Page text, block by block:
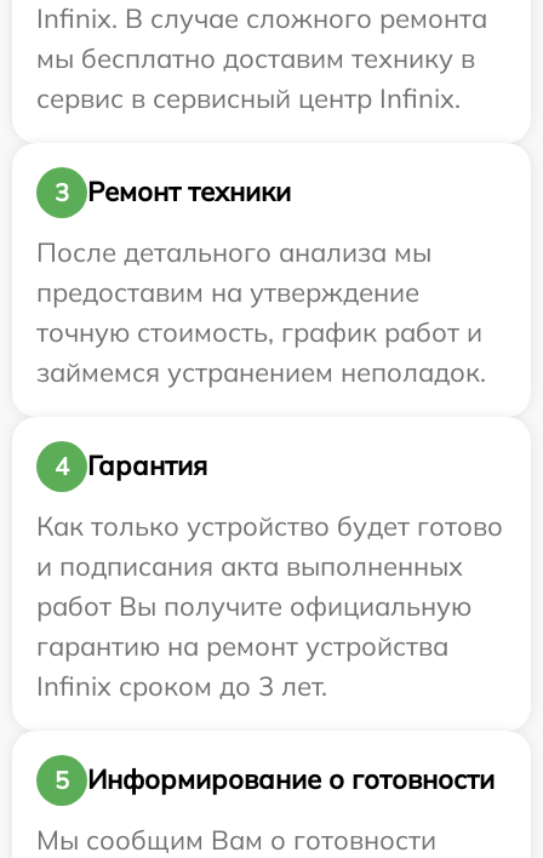
Infinix. В случае сложного ремонта
мы бесплатно доставим технику в
сервис в сервисный центр Infinix.
3
Ремонт техники
После детального анализа мы
предоставим на утверждение
точную стоимость, график работ и
займемся устранением неполадок.
4
Гарантия
Как только устройство будет готово
и подписания акта выполненных
работ Вы получите официальную
гарантию на ремонт устройства
Infinix сроком до 3 лет.
5
Информирование о готовности
Мы сообщим Вам о готовности